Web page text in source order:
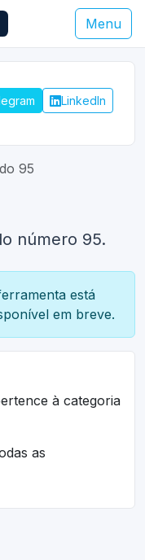
Menu
LinkedIn
95
número 95.
está
em breve.
à categoria
as